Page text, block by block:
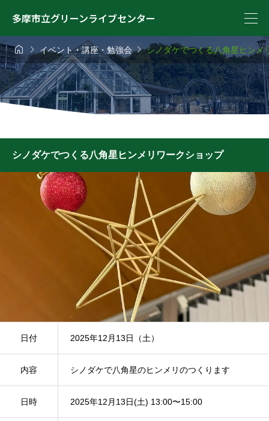
多摩市立グリーンライブセンター
 イベント・講座・勉強会シノダケでつくる八角星ヒンメ
シノダケでつくる八角星ヒンメリワークショップ
日付 2025年12月13日（土）
内容 シノダケで八角星のヒンメリのつくります
日時 2025年12月13日(土) 13:00〜15:00